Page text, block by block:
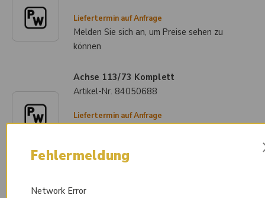
Liefertermin auf Anfrage
Melden Sie sich an, um Preise sehen zu
können
Achse 113/73 Komplett
Artikel-Nr. 84050688
Liefertermin auf Anfrage
Artikel-Nr.
Fehlermeldung
Network Error